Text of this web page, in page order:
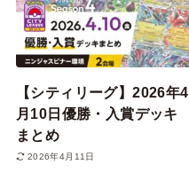
【シティリーグ】2026年4
月10日優勝・入賞デッキ
まとめ
2026年4月11日